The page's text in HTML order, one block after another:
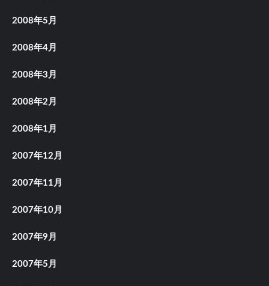
2008年5月
2008年4月
2008年3月
2008年2月
2008年1月
2007年12月
2007年11月
2007年10月
2007年9月
2007年5月